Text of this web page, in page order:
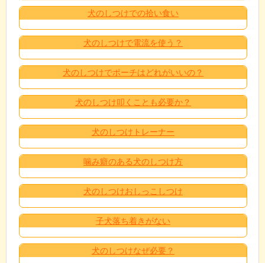
犬のしつけでの拾い食い
犬のしつけで電流を使う？
犬のしつけでポーチはどれがいいの？
犬のしつけ叩くことも必要か？
犬のしつけトレーナー
噛み癖のある犬のしつけ方
犬のしつけおしっこしつけ
子犬落ち着きがない
犬のしつけなぜ必要？